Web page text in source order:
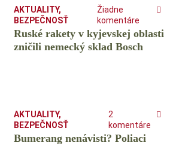
AKTUALITY,
BEZPEČNOSŤ
Žiadne
komentáre
Ruské rakety v kyjevskej oblasti
zničili nemecký sklad Bosch
AKTUALITY,
BEZPEČNOSŤ
2
komentáre
Bumerang nenávisti? Poliaci